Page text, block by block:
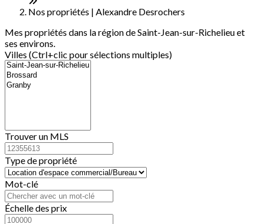
− Nos propriétés | Alexandre Desrochers
Mes propriétés dans la région de Saint-Jean-sur-Richelieu et
ses environs.
Villes (Ctrl+clic pour sélections multiples)
Trouver un MLS
Type de propriété
Mot-clé
Échelle des prix